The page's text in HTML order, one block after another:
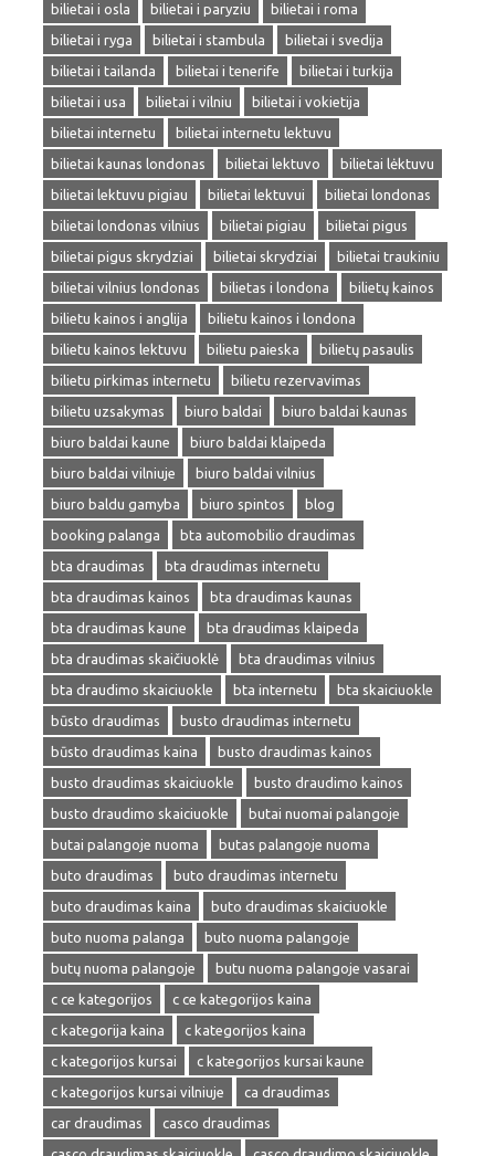
bilietai i osla
bilietai i paryziu
bilietai i roma
bilietai i ryga
bilietai i stambula
bilietai i svedija
bilietai i tailanda
bilietai i tenerife
bilietai i turkija
bilietai i usa
bilietai i vilniu
bilietai i vokietija
bilietai internetu
bilietai internetu lektuvu
bilietai kaunas londonas
bilietai lektuvo
bilietai lėktuvu
bilietai lektuvu pigiau
bilietai lektuvui
bilietai londonas
bilietai londonas vilnius
bilietai pigiau
bilietai pigus
bilietai pigus skrydziai
bilietai skrydziai
bilietai traukiniu
bilietai vilnius londonas
bilietas i londona
bilietų kainos
bilietu kainos i anglija
bilietu kainos i londona
bilietu kainos lektuvu
bilietu paieska
bilietų pasaulis
bilietu pirkimas internetu
bilietu rezervavimas
bilietu uzsakymas
biuro baldai
biuro baldai kaunas
biuro baldai kaune
biuro baldai klaipeda
biuro baldai vilniuje
biuro baldai vilnius
biuro baldu gamyba
biuro spintos
blog
booking palanga
bta automobilio draudimas
bta draudimas
bta draudimas internetu
bta draudimas kainos
bta draudimas kaunas
bta draudimas kaune
bta draudimas klaipeda
bta draudimas skaičiuoklė
bta draudimas vilnius
bta draudimo skaiciuokle
bta internetu
bta skaiciuokle
būsto draudimas
busto draudimas internetu
būsto draudimas kaina
busto draudimas kainos
busto draudimas skaiciuokle
busto draudimo kainos
busto draudimo skaiciuokle
butai nuomai palangoje
butai palangoje nuoma
butas palangoje nuoma
buto draudimas
buto draudimas internetu
buto draudimas kaina
buto draudimas skaiciuokle
buto nuoma palanga
buto nuoma palangoje
butų nuoma palangoje
butu nuoma palangoje vasarai
c ce kategorijos
c ce kategorijos kaina
c kategorija kaina
c kategorijos kaina
c kategorijos kursai
c kategorijos kursai kaune
c kategorijos kursai vilniuje
ca draudimas
car draudimas
casco draudimas